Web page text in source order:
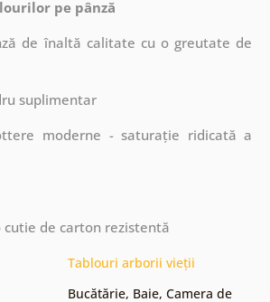
pe pânză
de înaltă calitate cu o greutate de
suplimentar
moderne - saturație ridicată a
de carton rezistentă
Tablouri arborii vieții
Bucătărie, Baie, Camera de